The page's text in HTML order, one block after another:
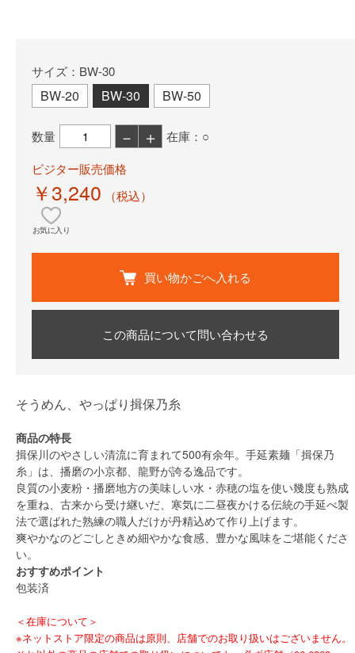
サイズ：BW-30
BW-20 BW-30 BW-50
数量 － ＋
在庫：○
ビジター販売価格
￥3,240 （税込）
お気に入り
買い物かごへ入れる
この商品について問い合わせる
そうめん、やっぱり揖保乃糸
商品の特長
揖保川のやさしい清流に育まれて500有余年。手延素麺「揖保乃
糸」は、播磨の小京都、龍野が誇る逸品です。
良質の小麦粉・播磨地方の美味しい水・赤穂の塩を使い幾度も熟成
を重ね、古来から受け継いだ、寒気に二昼夜かける伝統の手延べ製
法で選ばれた熟練の職人だけが丹精込めて作り上げます。
爽やかなのどごしときめ細やかな食感、豊かな風味をご堪能くださ
い。
おすすめポイント
包装済
＜在庫について＞
※ネットストア限定の商品は原則、店舗でのお取り扱いはございません。